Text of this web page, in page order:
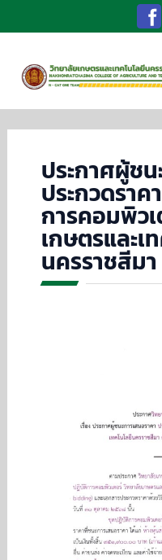
to
ประกาศผู้ชน
ประกวดรา
การคอมพิว
เกษตรและเ
นครราชสีมา